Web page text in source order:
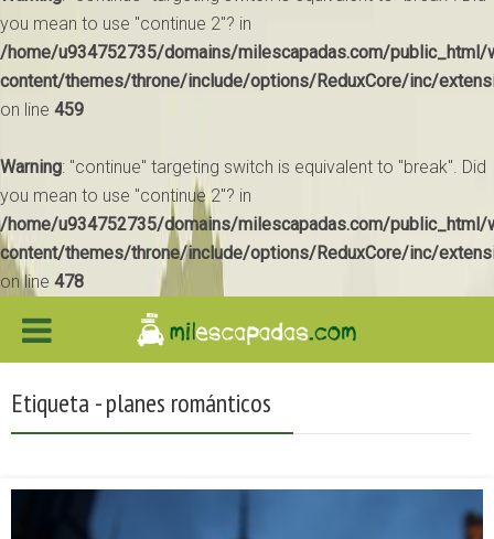
you mean to use "continue 2"? in
/home/u934752735/domains/milescapadas.com/public_html/
content/themes/throne/include/options/ReduxCore/inc/
on line 459
Warning: "continue" targeting switch is equivalent to "break". Did
you mean to use "continue 2"? in
/home/u934752735/domains/milescapadas.com/public_html/
content/themes/throne/include/options/ReduxCore/inc/
on line 478
Etiqueta - planes románticos